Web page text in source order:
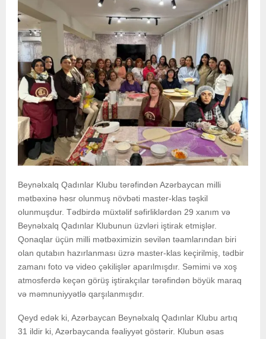
Beynəlxalq Qadınlar Klubu tərəfindən Azərbaycan milli
mətbəxinə həsr olunmuş növbəti master-klas təşkil
olunmuşdur. Tədbirdə müxtəlif səfirliklərdən 29 xanım və
Beynəlxalq Qadınlar Klubunun üzvləri iştirak etmişlər.
Qonaqlar üçün milli mətbəximizin sevilən təamlarından biri
olan qutabın hazırlanması üzrə master-klas keçirilmiş, tədbir
zamanı foto və video çəkilişlər aparılmışdır. Səmimi və xoş
atmosferdə keçən görüş iştirakçılar tərəfindən böyük maraq
və məmnuniyyətlə qarşılanmışdır.
Qeyd edək ki, Azərbaycan Beynəlxalq Qadınlar Klubu artıq
31 ildir ki, Azərbaycanda fəaliyyət göstərir. Klubun əsas